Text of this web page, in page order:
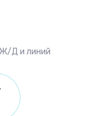
Ж/Д и линий